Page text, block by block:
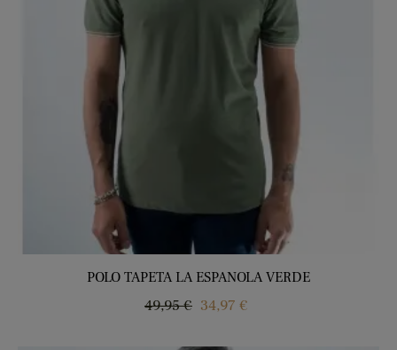
POLO TAPETA LA ESPANOLA VERDE
Precio
49,95 € Precio
34,97 €